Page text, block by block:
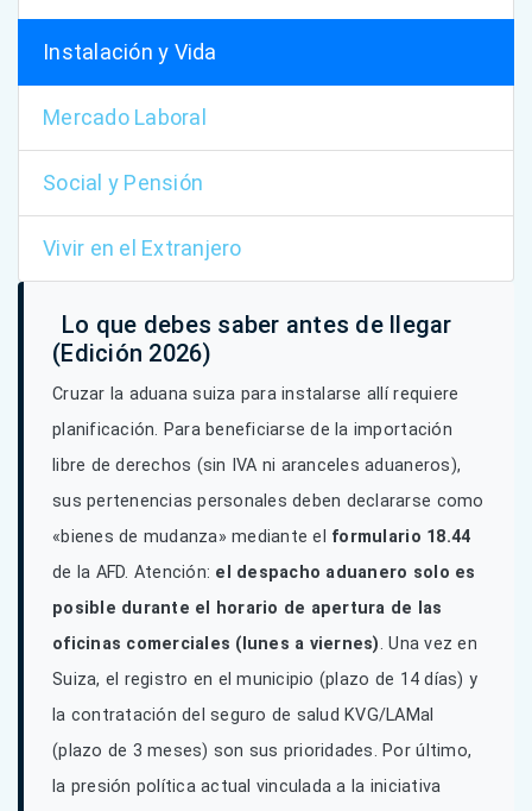
Instalación y Vida
Mercado Laboral
Social y Pensión
Vivir en el Extranjero
Lo que debes saber antes de llegar
(Edición 2026)
Cruzar la aduana suiza para instalarse allí requiere
planificación. Para beneficiarse de la importación
libre de derechos (sin IVA ni aranceles aduaneros),
sus pertenencias personales deben declararse como
«bienes de mudanza» mediante el formulario 18.44
de la AFD. Atención: el despacho aduanero solo es
posible durante el horario de apertura de las
oficinas comerciales (lunes a viernes). Una vez en
Suiza, el registro en el municipio (plazo de 14 días) y
la contratación del seguro de salud KVG/LAMal
(plazo de 3 meses) son sus prioridades. Por último,
la presión política actual vinculada a la iniciativa